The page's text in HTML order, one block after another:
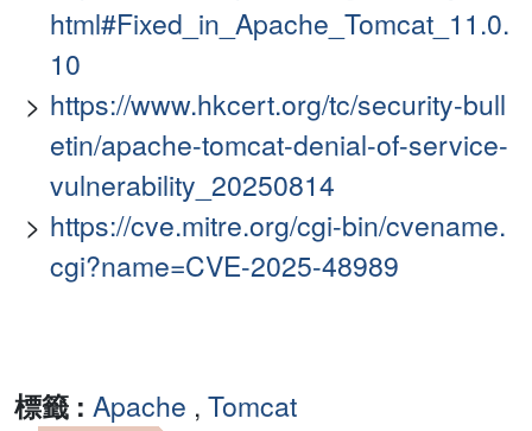
html#Fixed_in_Apache_Tomcat_11.0.
10
https://www.hkcert.org/tc/security-bull
etin/apache-tomcat-denial-of-service-
vulnerability_20250814
https://cve.mitre.org/cgi-bin/cvename.
cgi?name=CVE-2025-48989
標籤 : Apache , Tomcat